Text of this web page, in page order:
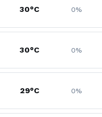
30°C 0%
30°C 0%
29°C 0%